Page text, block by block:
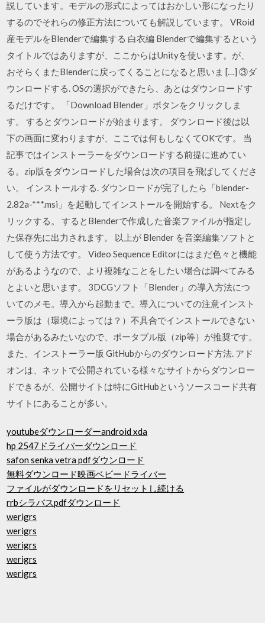
説しています。モデルの形式によってはおかしい形になったり
するのでそれらの修正方法についても解説しています。 VRoid
産モデルをBlenderで編集する 白衣編 Blenderで編集するという
タイトルではありますが、ここからはUnityを使います。が、
おそらくまたBlenderに戻ってくることになると思いま […] ③ダ
ウンロードする. OSの選択ができたら、あとはダウンロードす
るだけです。 「Download Blender」ボタンをクリックしま
す。 するとダウンロードが始まります。 ダウンロード後は以
下の画面に変わりますが、ここでは何もしなくてOKです。 当
記事ではインストーラーをダウンロードする前提に進めてい
る。zip版をダウンロードした場合は次の項目を飛ばしてくださ
い。 インストールする. ダウンロードが完了したら「blender-
2.82a-***.msi」を起動してインストールを開始する。 Nextをク
リックする。 するとBlenderで作成した音楽ファイルが指定し
た保存先に出力されます。 以上が Blender を音楽編集ソフトと
して使う方法です。 Video Sequence Editorにはまだ色々と機能
があるようなので、より複雑なことをしたい場合は調べてみる
とよいと思います。 3DCGソフト「Blender」の導入方法につ
いてのメモ。導入から起動まで。導入についての注意インスト
ーラ版は（環境によっては？）不具合でインストールできない
場合があるみたいなので、ポータブル版（zip等）が推奨です。
また、インストーラー版 GitHubからのダウンロード方法. アド
オンは、ネットで公開されている様々なサイトからダウンロー
ドできるが、公開サイトは特にGitHubというソースコード共有
サイトにあることが多い。
youtubeダウンローダーandroid xda
hp 2547ドライバーダウンロード
safon senka vetra pdfダウンロード
無料ダウンロード映画ベビードライバー
ファイルがダウンロードをリセットし続ける
rrbシラバスpdfダウンロード
werigrs
werigrs
werigrs
werigrs
werigrs